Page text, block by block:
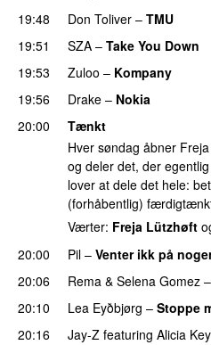
19:48
Don Toliver – TMU
19:51 SZA – Take You Down
19:53
Zuloo – Kompany
19:56
Drake – Nokia
20:00
Tænkt
Hver søndag åbner
og deler det, der
lover at dele det hele:
(forhåbentlig)
Værter: Freja Lützhøft
20:00
Pil – Venter ikk på
20:06
Rema & Selena Gomez –
20:10
Lea Eyðbjørg – Stoppe
20:16 Jay-Z featuring Alicia